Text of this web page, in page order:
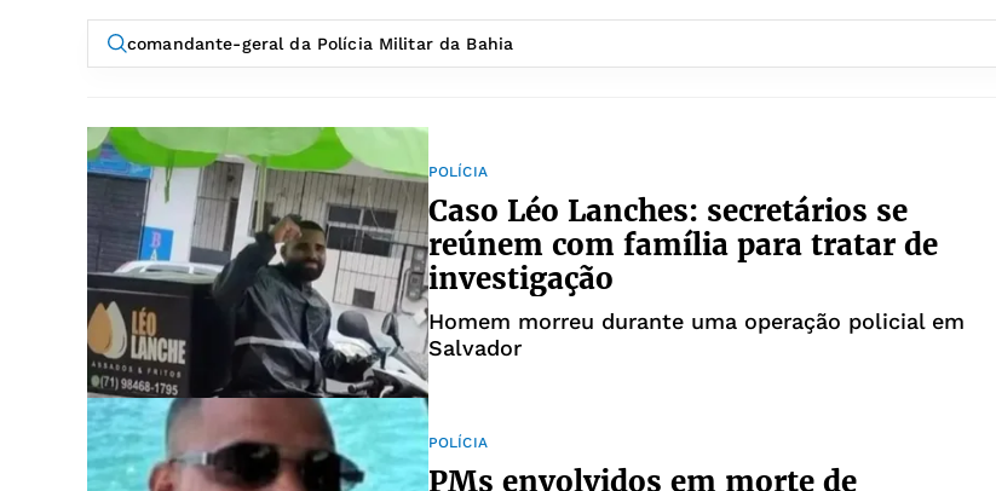
POLÍCIA
Caso Léo Lanches: secretários se
reúnem com família para tratar de
investigação
Homem morreu durante uma operação policial em
Salvador
POLÍCIA
PMs envolvidos em morte de